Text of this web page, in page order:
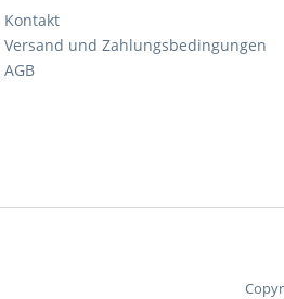
Kontakt
Versand und Zahlungsbedingungen
AGB